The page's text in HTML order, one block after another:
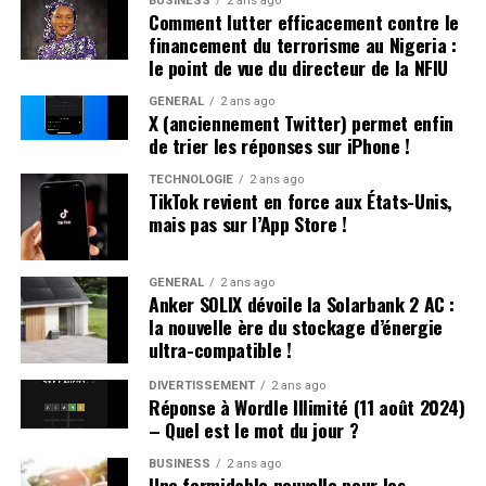
professionnelles dans un avenir proche.
les plus répandus en France plutôt qu’en hommage à
Victor Hugo », confie-t-il.
Une Enfance Entourée d’Autres « Hugo »
Dès son plus jeune âge, Hugo se retrouve entouré
d’autres enfants portant le même nom. Selon les
statistiques de l’Insee,7 694 garçons ont été
prénommés Hugo en 2000,faisant de ce prénom le
quatrième plus populaire cette année-là. À l’école
primaire,il côtoie plusieurs camarades appelés Thibault
et autres prénoms similaires. Pour éviter toute
confusion lors des appels en classe, les enseignants
ajoutent souvent la première lettre du nom de famille
après le prénom : ainsi devient-il rapidement « Hugo
D. », un surnom auquel il s’habitue sans arduousé.
Pensées sur l’Identité Associée au
Prénom
Comment lutter efficacement contre le
financement du terrorisme au Nigeria :
le point de vue du directeur de la NFIU
GÉNÉRAL 2 ans ago
X (anciennement Twitter) permet enfin
de trier les réponses sur iPhone !
TECHNOLOGIE 2 ans ago
TikTok revient en force aux États-Unis,
mais pas sur l’App Store !
GÉNÉRAL 2 ans ago
Anker SOLIX dévoile la Solarbank 2 AC :
la nouvelle ère du stockage d’énergie
ultra-compatible !
DIVERTISSEMENT 2 ans ago
Réponse à Wordle Illimité (11 août 2024)
– Quel est le mot du jour ?
BUSINESS 2 ans ago